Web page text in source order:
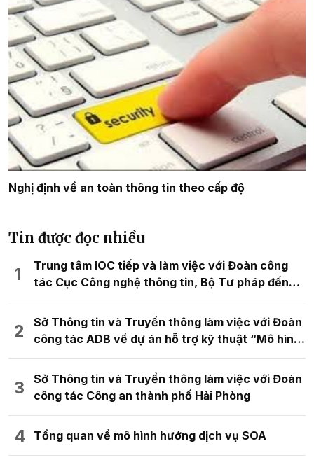
Nghị định về an toàn thông tin theo cấp độ
Tin được đọc nhiều
Trung tâm IOC tiếp và làm việc với Đoàn công
tác Cục Công nghệ thông tin, Bộ Tư pháp đến
tham quan và trao đổi kinh nghiệm về mô hình
chuyển đổi số
Sở Thông tin và Truyền thông làm việc với Đoàn
công tác ADB về dự án hỗ trợ kỹ thuật “Mô hình
đô thị kỹ thuật số thông minh cho quy hoạch
không gian đô thị”
Sở Thông tin và Truyền thông làm việc với Đoàn
công tác Công an thành phố Hải Phòng
Tổng quan về mô hình hướng dịch vụ SOA